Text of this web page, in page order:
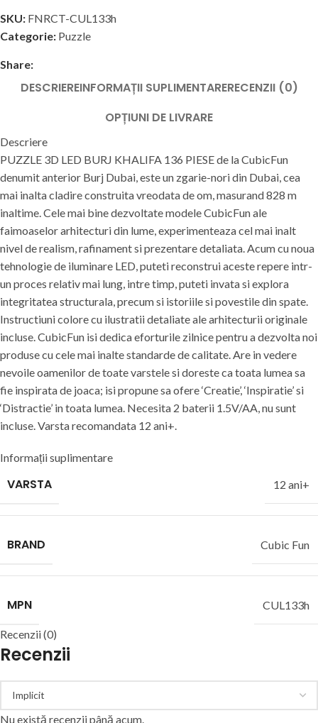
SKU: FNRCT-CUL133h
Categorie: Puzzle
Share:
DESCRIEREINFORMAȚII SUPLIMENTARERECENZII (0)
OPȚIUNI DE LIVRARE
Descriere
PUZZLE 3D LED BURJ KHALIFA 136 PIESE de la CubicFun
denumit anterior Burj Dubai, este un zgarie-nori din Dubai, cea
mai inalta cladire construita vreodata de om, masurand 828 m
inaltime. Cele mai bine dezvoltate modele CubicFun ale
faimoaselor arhitecturi din lume, experimenteaza cel mai inalt
nivel de realism, rafinament si prezentare detaliata. Acum cu noua
tehnologie de iluminare LED, puteti reconstrui aceste repere intr-
un proces relativ mai lung, intre timp, puteti invata si explora
integritatea structurala, precum si istoriile si povestile din spate.
Instructiuni colore cu ilustratii detaliate ale arhitecturii originale
incluse. CubicFun isi dedica eforturile zilnice pentru a dezvolta noi
produse cu cele mai inalte standarde de calitate. Are in vedere
nevoile oamenilor de toate varstele si doreste ca toata lumea sa
fie inspirata de joaca; isi propune sa ofere ‘Creatie’, ‘Inspiratie’ si
‘Distractie’ in toata lumea. Necesita 2 baterii 1.5V/AA, nu sunt
incluse. Varsta recomandata 12 ani+.
Informații suplimentare
VARSTA 12 ani+
BRAND Cubic Fun
MPN CUL133h
Recenzii (0)
Recenzii
Nu există recenzii până acum.